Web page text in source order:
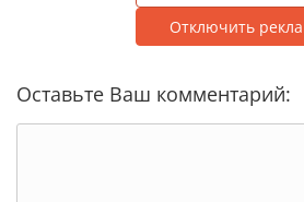
Отключить
Оставьте Ваш комментарий: